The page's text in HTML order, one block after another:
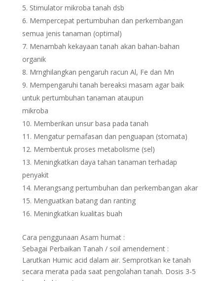
Stimulator mikroba tanah dsb
Mempercepat pertumbuhan dan perkembangan
semua jenis tanaman (optimal)
Menambah kekayaan tanah akan bahan-bahan
organik
Mrnghilangkan pengaruh racun Al, Fe dan Mn
Mempengaruhi tanah bereaksi masam agar baik
untuk pertumbuhan tanaman ataupun
mikroba
Memberikan unsur basa pada tanah
Mengatur pernafasan dan penguapan (stomata)
Membentuk proses metabolisme (sel)
Meningkatkan daya tahan tanaman terhadap
penyakit
Merangsang pertumbuhan dan perkembangan akar
Menguatkan batang dan ranting
Meningkatkan kualitas buah
Cara penggunaan Asam humat :
Sebagai Perbaikan Tanah / soil amendement :
Larutkan Humic acid dalam air. Semprotkan ke tanah
secara merata pada saat pengolahan tanah. Dosis 3-5